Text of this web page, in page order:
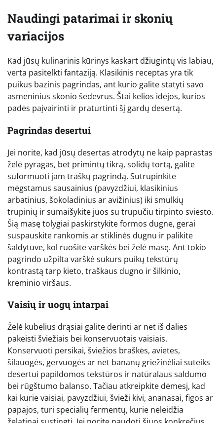
Naudingi patarimai ir skonių
variacijos
Kad jūsų kulinarinis kūrinys kaskart džiugintų vis labiau,
verta pasitelkti fantaziją. Klasikinis receptas yra tik
puikus bazinis pagrindas, ant kurio galite statyti savo
asmeninius skonio šedevrus. Štai kelios idėjos, kurios
padės paįvairinti ir praturtinti šį gardų desertą.
Pagrindas desertui
Jei norite, kad jūsų desertas atrodytų ne kaip paprastas
želė pyragas, bet primintų tikrą, solidų tortą, galite
suformuoti jam traškų pagrindą. Sutrupinkite
mėgstamus sausainius (pavyzdžiui, klasikinius
arbatinius, šokoladinius ar avižinius) iki smulkių
trupinių ir sumaišykite juos su trupučiu tirpinto sviesto.
Šią masę tolygiai paskirstykite formos dugne, gerai
suspauskite rankomis ar stiklinės dugnu ir palikite
šaldytuve, kol ruošite varškės bei želė masę. Ant tokio
pagrindo užpilta varškė sukurs puikų tekstūrų
kontrastą tarp kieto, traškaus dugno ir šilkinio,
kreminio viršaus.
Vaisių ir uogų intarpai
Želė kubelius drąsiai galite derinti ar net iš dalies
pakeisti šviežiais bei konservuotais vaisiais.
Konservuoti persikai, šviežios braškės, avietės,
šilauogės, gervuogės ar net bananų griežinėliai suteiks
desertui papildomos tekstūros ir natūralaus saldumo
bei rūgštumo balanso. Tačiau atkreipkite dėmesį, kad
kai kurie vaisiai, pavyzdžiui, švieži kivi, ananasai, figos ar
papajos, turi specialių fermentų, kurie neleidžia